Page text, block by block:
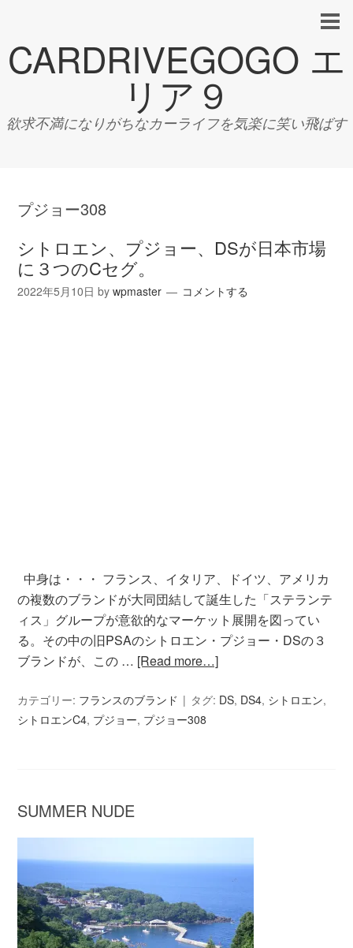
CARDRIVEGOGO エ
リア９
欲求不満になりがちなカーライフを気楽に笑い飛ばす
プジョー308
シトロエン、プジョー、DSが日本市場
に３つのCセグ。
2022年5月10日 bywpmaster コメントする
中身は・・・ フランス、イタリア、ドイツ、アメリカ
の複数のブランドが大同団結して誕生した「ステランテ
ィス」グループが意欲的なマーケット展開を図ってい
る。その中の旧PSAのシトロエン・プジョー・DSの３
ブランドが、この … [Read more…]
カテゴリー: フランスのブランド タグ: DS, DS4, シトロエン,
シトロエンC4, プジョー, プジョー308
SUMMER NUDE